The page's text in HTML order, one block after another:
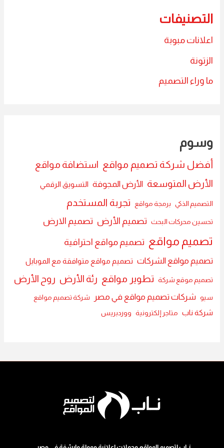
التصنيفات
اعلانات مبوبة
الزتونة
ما وراء التصميم
وسوم
أفضل شركة تصميم مواقع استضافة مواقع
الأرض المتوسعة الأرض المجوفة التسويق الرقمي
التصميم الذكي برمجة مواقع تجربة المستخدم
تحسين محركات البحث تصميم الأرض تصميم الارض
تصميم مواقع تصميم مواقع احترافية
تصميم مواقع الشركات تصميم مواقع متوافقة مع الموبايل
تصميم موقع شركة تطوير مواقع رئة الأرض روح الأرض
سيو شركات تصميم مواقع في مصر شركة تصميم مواقع
شركة ناب متاجر إلكترونية ووردبريس